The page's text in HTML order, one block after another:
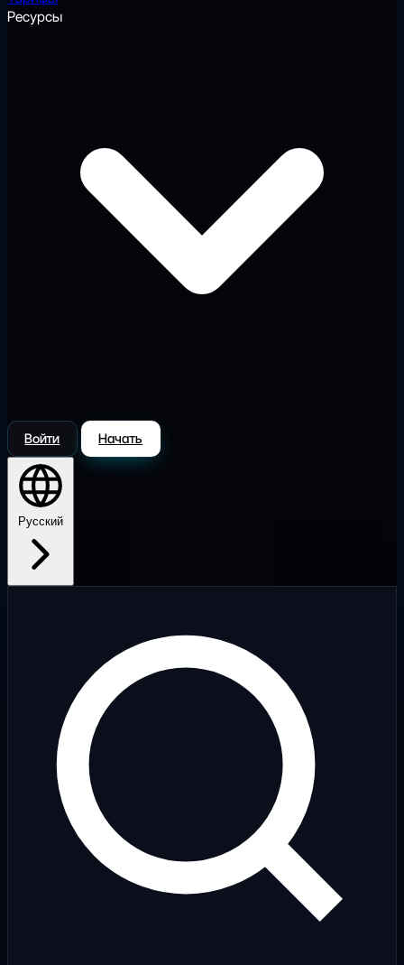
Ресурсы
Войти Начать
Русский